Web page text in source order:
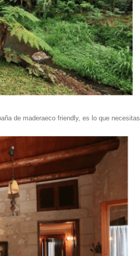
de maderaeco friendly, es lo que necesitas